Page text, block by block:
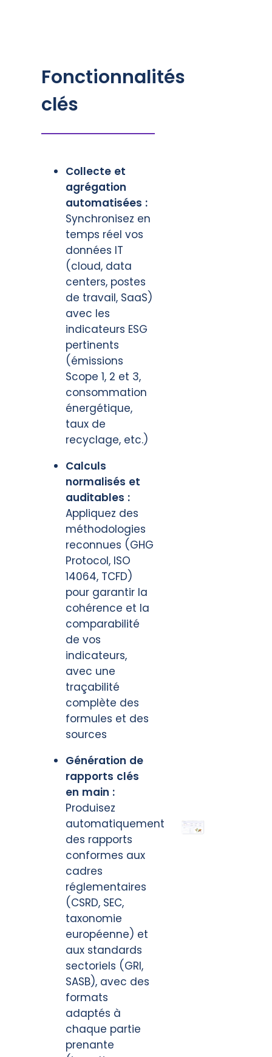
Fonctionnalités
clés
Collecte et
agrégation
automatisées :
Synchronisez en
temps réel vos
données IT
(cloud, data
centers, postes
de travail, SaaS)
avec les
indicateurs ESG
pertinents
(émissions
Scope 1, 2 et 3,
consommation
énergétique,
taux de
recyclage, etc.)
Calculs
normalisés et
auditables :
Appliquez des
méthodologies
reconnues (GHG
Protocol, ISO
14064, TCFD)
pour garantir la
cohérence et la
comparabilité
de vos
indicateurs,
avec une
traçabilité
complète des
formules et des
sources
Génération de
rapports clés
en main :
Produisez
automatiquement
des rapports
conformes aux
cadres
réglementaires
(CSRD, SEC,
taxonomie
européenne) et
aux standards
sectoriels (GRI,
SASB), avec des
formats
adaptés à
chaque partie
prenante